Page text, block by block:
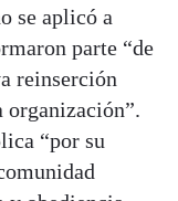
se aplicó a
parte “de
reinserción
organización”.
“por su